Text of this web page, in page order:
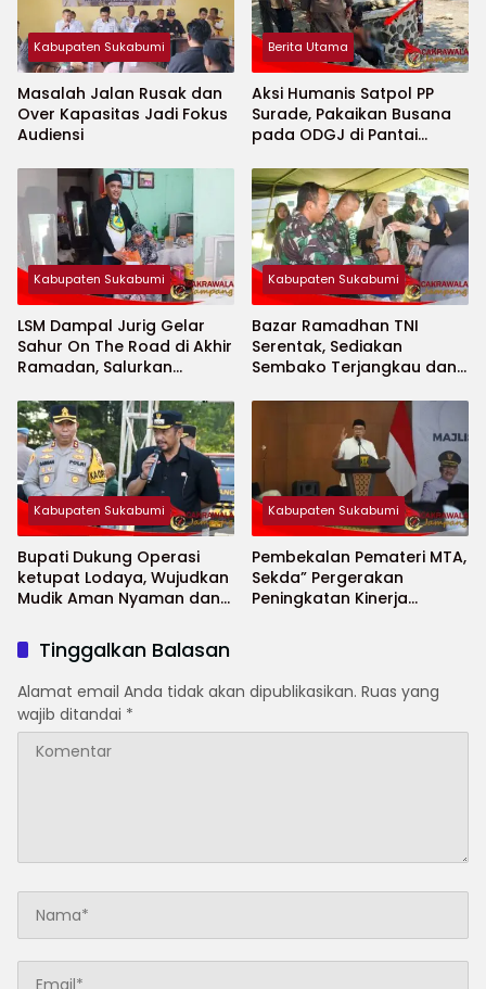
Kabupaten Sukabumi
Masalah Jalan Rusak dan
Over Kapasitas Jadi Fokus
Audiensi
Berita Utama
Aksi Humanis Satpol PP
Surade, Pakaikan Busana
pada ODGJ di Pantai
Kabupaten Sukabumi
LSM Dampal Jurig Gelar
Sahur On The Road di Akhir
Ramadan, Salurkan
Jompo dan Anak Yatim
Kabupaten Sukabumi
Bazar Ramadhan TNI
Serentak, Sediakan
Sembako Terjangkau dan
Kabupaten Sukabumi
Bupati Dukung Operasi
ketupat Lodaya, Wujudkan
Mudik Aman Nyaman dan
Kabupaten Sukabumi
Pembekalan Pemateri MTA,
Sekda” Pergerakan
Peningkatan Kinerja
Tinggalkan Balasan
Alamat email Anda tidak akan dipublikasikan. Ruas yang
wajib ditandai *